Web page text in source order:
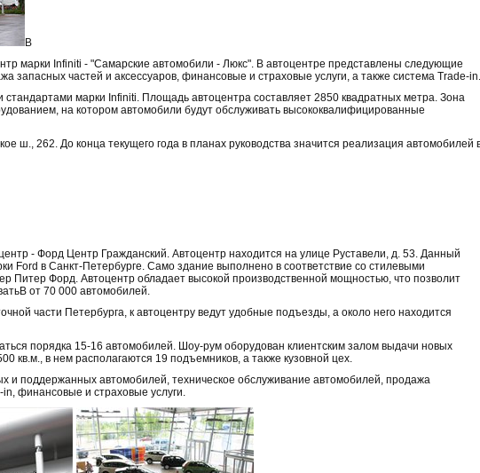
В
марки Infiniti - "Самарские автомобили - Люкс". В автоцентре представлены следующие
запасных частей и аксессуаров, финансовые и страховые услуги, а также система Trade-in.
стандартами марки Infiniti. Площадь автоцентра составляет 2850 квадратных метра. Зона
на котором автомобили будут обслуживать высококвалифицированные
ш., 262. До конца текущего года в планах руководства значится реализация автомобилей
- Форд Центр Гражданский. Автоцентр находится на улице Руставели, д. 53. Данный
Ford в Санкт-Петербурге. Само здание выполнено в соответствие со стилевыми
Питер Форд. Автоцентр обладает высокой производственной мощностью, что позволит
от 70 000 автомобилей.
части Петербурга, к автоцентру ведут удобные подъезды, а около него находится
порядка 15-16 автомобилей. Шоу-рум оборудован клиентским залом выдачи новых
кв.м., в нем располагаются 19 подъемников, а также кузовной цех.
и поддержанных автомобилей, техническое обслуживание автомобилей, продажа
финансовые и страховые услуги.